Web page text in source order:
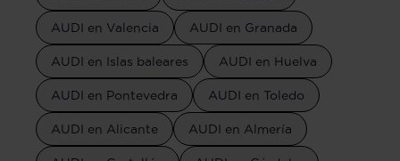
AUDI en Valencia AUDI en Granada
AUDI en Islas baleares AUDI en Huelva
AUDI en Pontevedra AUDI en Toledo
AUDI en Alicante AUDI en Almería